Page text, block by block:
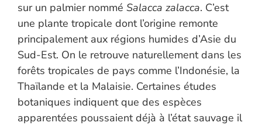
sur un palmier nommé Salacca zalacca. C’est
une plante tropicale dont l’origine remonte
principalement aux régions humides d’Asie du
Sud-Est. On le retrouve naturellement dans les
forêts tropicales de pays comme l’Indonésie, la
Thaïlande et la Malaisie. Certaines études
botaniques indiquent que des espèces
apparentées poussaient déjà à l’état sauvage il